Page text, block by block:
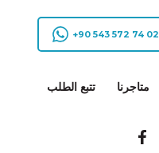
+90 543 572 74 02
تتبع الطلب متاجرنا